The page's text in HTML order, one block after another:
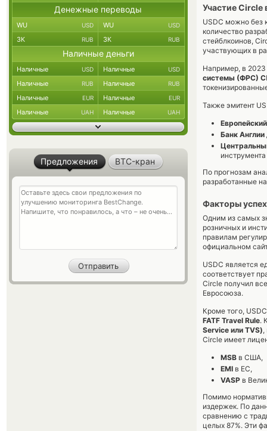
Участие Circle
USDC можно без
количество
стейблкоинов,
участвующих в
Например, в
системы (ФРС)
Также эмитент
Банк Англии
По прогнозам
разработанные
Факторы
Одним из самых
розничных и
правилам
официальном
USDC является
соответствует
Circle получил
Евросоюза.
Кроме того,
FATF Travel Rule.
Service или TVS),
Circle имеет
MSB в США,
EMI в ЕС,
VASP в
Помимо
издержек. По
сравнению с
целых 87%. Эти
Денежные переводы
WU USD WU USD
ЗК RUB ЗК RUB
Наличные деньги
Наличные USD Наличные USD
Наличные RUB Наличные RUB
Наличные EUR Наличные EUR
Наличные UAH Наличные UAH
Предложения BTC-кран